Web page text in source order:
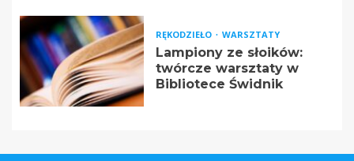
RĘKODZIEŁO WARSZTATY
Lampiony ze słoików:
twórcze warsztaty w
Bibliotece Świdnik